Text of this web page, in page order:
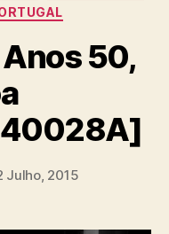
Anos 50,
Julho, 2015